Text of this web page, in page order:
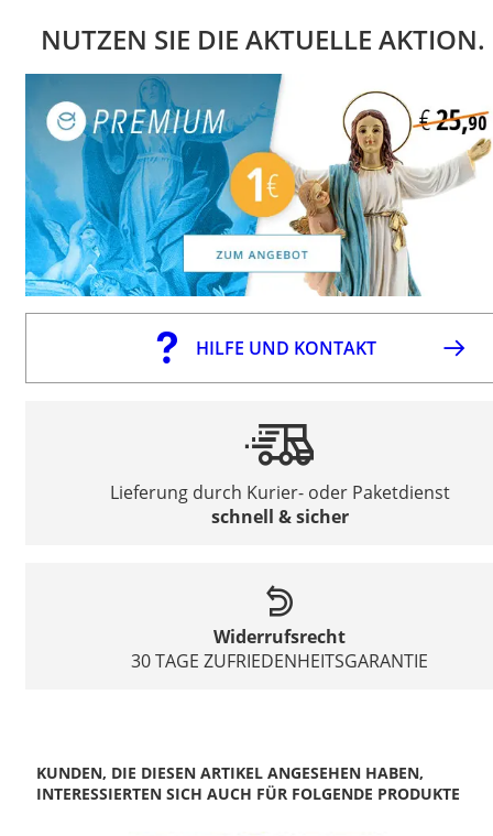
NUTZEN SIE DIE AKTUELLE AKTION.
HILFE UND KONTAKT
Lieferung durch Kurier- oder Paketdienst
schnell & sicher
Widerrufsrecht
30 TAGE ZUFRIEDENHEITSGARANTIE
KUNDEN, DIE DIESEN ARTIKEL ANGESEHEN HABEN,
INTERESSIERTEN SICH AUCH FÜR FOLGENDE PRODUKTE